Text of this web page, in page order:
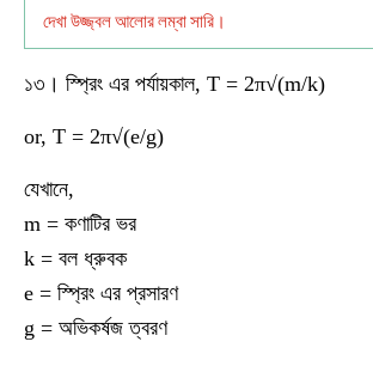
দেখা উজ্জ্বল আলোর লম্বা সারি।
১৩। স্প্রিং এর পর্যায়কাল, T = 2π√(m/k)
or, T = 2π√(e/g)
যেখানে,
m = কণাটির ভর
k = বল ধ্রুবক
e = স্প্রিং এর প্রসারণ
g = অভিকর্ষজ ত্বরণ